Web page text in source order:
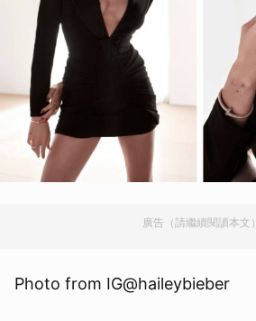
廣告（請繼續閱讀本文）
Photo from IG@haileybieber